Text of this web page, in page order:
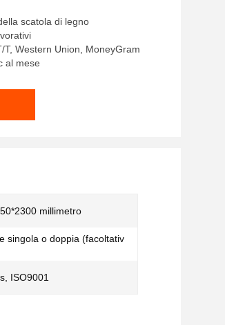
scatola di legno
T, Western Union, MoneyGram
al mese
millimetro
singola o doppia (facoltativ
ISO9001